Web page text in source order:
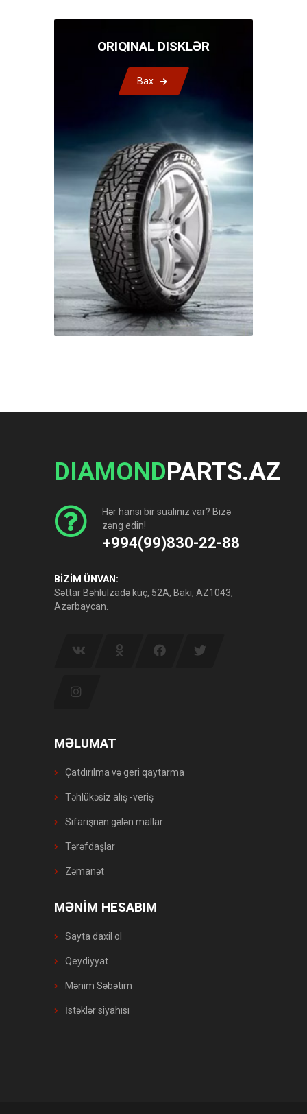
ORIQINAL DISKLƏR
Bax
DIAMONDPARTS.AZ
Hər hansı bir sualınız var? Bizə
zəng edin!
+994(99)830-22-88
BİZİM ÜNVAN:
Səttar Bəhlulzadə küç, 52A, Bakı, AZ1043,
Azərbaycan.
MƏLUMAT
Çatdırılma və geri qaytarma
Təhlükəsiz alış -veriş
Sifarişnən gələn mallar
Tərəfdaşlar
Zəmanət
MƏNİM HESABIM
Sayta daxil ol
Qeydiyyat
Mənim Səbətim
İstəklər siyahısı